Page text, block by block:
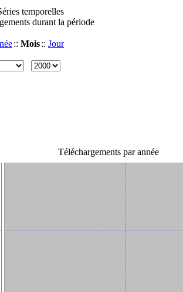
temporelles
durant la période
:: Mois:: Jour
Téléchargements par année